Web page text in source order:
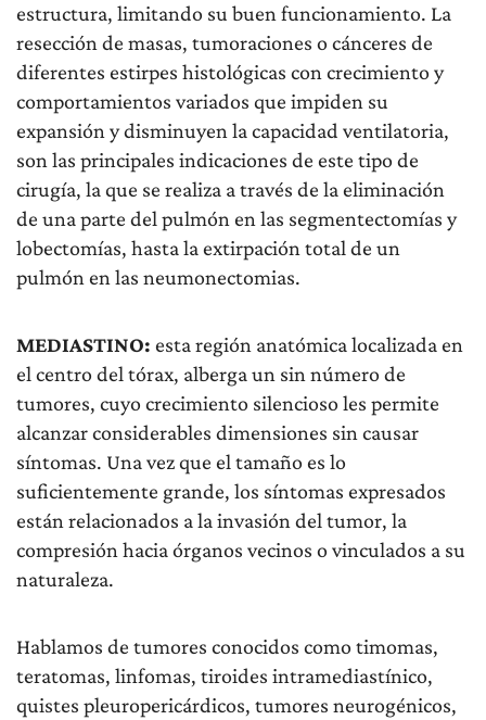
estructura, limitando su buen funcionamiento. La
resección de masas, tumoraciones o cánceres de
diferentes estirpes histológicas con crecimiento y
comportamientos variados que impiden su
expansión y disminuyen la capacidad ventilatoria,
son las principales indicaciones de este tipo de
cirugía, la que se realiza a través de la eliminación
de una parte del pulmón en las segmentectomías y
lobectomías, hasta la extirpación total de un
pulmón en las neumonectomias.
MEDIASTINO: esta región anatómica localizada en
el centro del tórax, alberga un sin número de
tumores, cuyo crecimiento silencioso les permite
alcanzar considerables dimensiones sin causar
síntomas. Una vez que el tamaño es lo
suficientemente grande, los síntomas expresados
están relacionados a la invasión del tumor, la
compresión hacia órganos vecinos o vinculados a su
naturaleza.
Hablamos de tumores conocidos como timomas,
teratomas, linfomas, tiroides intramediastínico,
quistes pleuropericárdicos, tumores neurogénicos,